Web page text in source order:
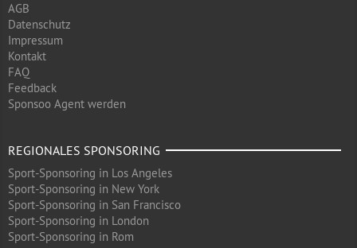
AGB
Datenschutz
Impressum
Kontakt
FAQ
Feedback
Sponsoo Agent werden
REGIONALES SPONSORING
Sport-Sponsoring in Los Angeles
Sport-Sponsoring in New York
Sport-Sponsoring in San Francisco
Sport-Sponsoring in London
Sport-Sponsoring in Rom